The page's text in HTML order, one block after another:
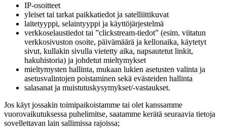
IP-osoitteet
yleiset tai tarkat paikkatiedot ja satelliittikuvat
laitetyyppi, selaintyyppi ja käyttöjärjestelmä
verkkoselaustiedot tai ”clickstream-tiedot” (esim. viitatun
verkkosivuston osoite, päivämäärä ja kellonaika, käytetyt
sivut, kullakin sivulla vietetty aika, napsautetut linkit,
hakuhistoria) ja johdetut mieltymykset
mieltymysten hallinta, mukaan lukien asetusten valinta ja
asetusvalintojen poistaminen sekä evästeiden hallinta
salasanat ja muistutuskysymykset/-vastaukset.
Jos käyt jossakin toimipaikoistamme tai olet kanssamme
vuorovaikutuksessa puhelimitse, saatamme kerätä seuraavia tietoja
sovellettavan lain sallimissa rajoissa;